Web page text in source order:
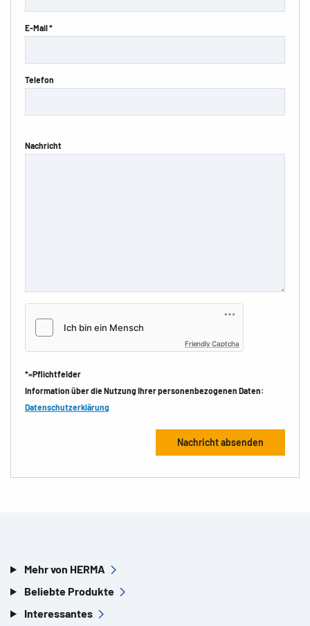
E-Mail *
Telefon
Nachricht
Friendly Captcha
*=Pflichtfelder
Information über die Nutzung Ihrer personenbezogenen Daten:
Datenschutzerklärung
Mehr von HERMA
Beliebte Produkte
Interessantes